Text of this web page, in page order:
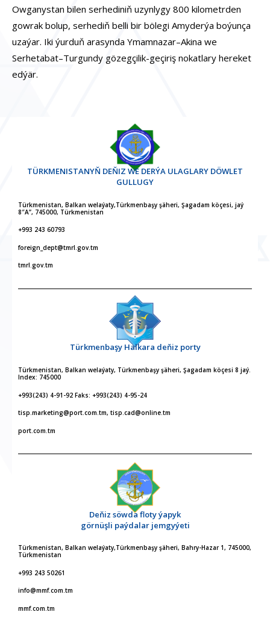
Owganystan bilen serhediniň uzynlygy 800 kilometrden
gowrak bolup, serhediň belli bir bölegi Amyderýa boýunça
uzaýar. Iki ýurduň arasynda Ymamnazar–Akina we
Serhetabat–Turgundy gözegçilik-geçiriş nokatlary hereket
edýär.
TÜRKMENISTANYŇ DEŇIZ WE DERÝA ULAGLARY DÖWLET
GULLUGY
Türkmenistan, Balkan welaýaty,Türkmenbaşy şäheri, Şagadam köçesi, jaý
8″A”, 745000, Türkmenistan
+993 243 60793
foreign_dept@tmrl.gov.tm
tmrl.gov.tm
Türkmenbaşy Halkara deňiz porty
Türkmenistan, Balkan welaýaty, Türkmenbaşy şäheri, Şagadam köçesi 8 jaý.
Index: 745000
+993(243) 4-91-92 Faks: +993(243) 4-95-24
tisp.marketing@port.com.tm, tisp.cad@online.tm
port.com.tm
Deňiz söwda floty ýapyk
görnüşli paýdalar jemgyýeti
Türkmenistan, Balkan welaýaty,Türkmenbaşy şäheri, Bahry-Hazar 1, 745000,
Türkmenistan
+993 243 50261
info@mmf.com.tm
mmf.com.tm